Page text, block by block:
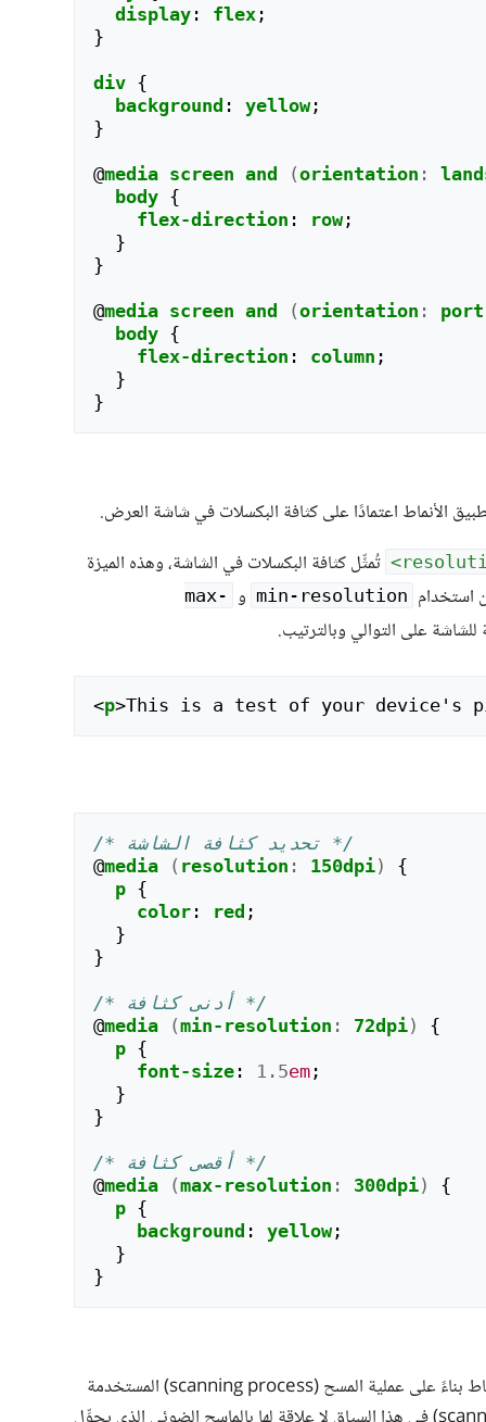
display: flex;
}
div {
background : yellow;
}
@media screen and (orientation :
body {
flex-direction : row;
}
}
@media screen and (orientation :
body {
flex-direction : column ;
}
}
الأنماط اعتمادًا على كثافة البكسلات في شاشة العرض.
تُمثِّل كثافة البكسلات في الشاشة، وهذه الميزة
استخدام min-resolution و max-
على التوالي وبالترتيب.
<p>This is a test of your device's
/* تحديد كثافة الشاشة */
@media ( resolution : 150dpi)
{
p {
color: red ;
}
}
/* أدنى كثافة */
@media (min-resolution : 72dpi)
{
p {
font-size: 1.5em;
}
}
/* أقصى كثافة */
@media (max-resolution : 300dpi)
{
p {
background : yellow;
}
}
لتطبيق الأنماط بناءً على عملية المسح (scanning process) المستخدمة